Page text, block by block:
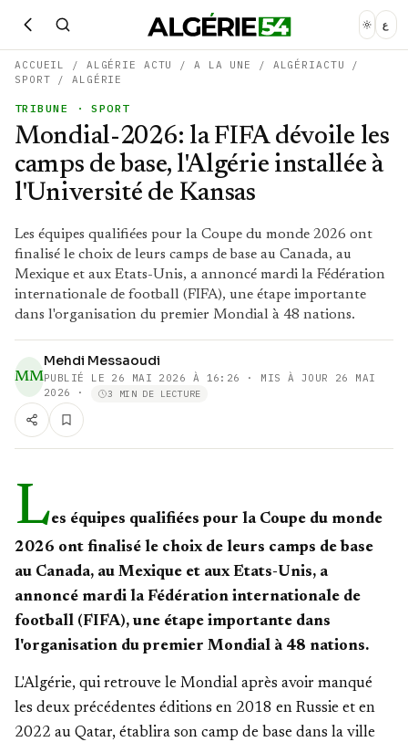
ع
ACCUEIL / ALGÉRIE ACTU /A LA UNE / ALGÉRIACTU
/
SPORT /ALGÉRIE
TRIBUNE · SPORT
Mondial-2026: la FIFA dévoile les
camps de base, l'Algérie installée à
l'Université de Kansas
Les équipes qualifiées pour la Coupe du monde 2026 ont
finalisé le choix de leurs camps de base au Canada, au
Mexique et aux Etats-Unis, a annoncé mardi la Fédération
internationale de football (FIFA), une étape importante
dans l'organisation du premier Mondial à 48 nations.
MM
Mehdi Messaoudi
PUBLIÉ LE 26 MAI 2026 À 16:26
· MIS À JOUR 26 MAI
2026
· 3 MIN DE LECTURE
Les équipes qualifiées pour la Coupe du monde
2026 ont finalisé le choix de leurs camps de base
au Canada, au Mexique et aux Etats-Unis, a
annoncé mardi la Fédération internationale de
football (FIFA), une étape importante dans
l'organisation du premier Mondial à 48 nations.
L'Algérie, qui retrouve le Mondial après avoir manqué
les deux précédentes éditions en 2018 en Russie et en
2022 au Qatar, établira son camp de base dans la ville